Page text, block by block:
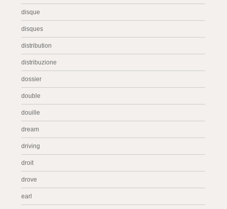
disque
disques
distribution
distribuzione
dossier
double
douille
dream
driving
droit
drove
earl